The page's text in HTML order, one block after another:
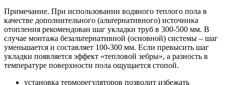
Примечание. При использовании водяного теплого пола в
качестве дополнительного (альтернативного) источника
отопления рекомендован шаг укладки труб в 300-500 мм. В
случае монтажа безальтернативной (основной) системы – шаг
уменьшается и составляет 100-300 мм. Если превысить шаг
укладки появляется эффект «тепловой зебры», а разность в
температуре поверхности пола ощущается стопой.
установка терморегуляторов позволит избежать